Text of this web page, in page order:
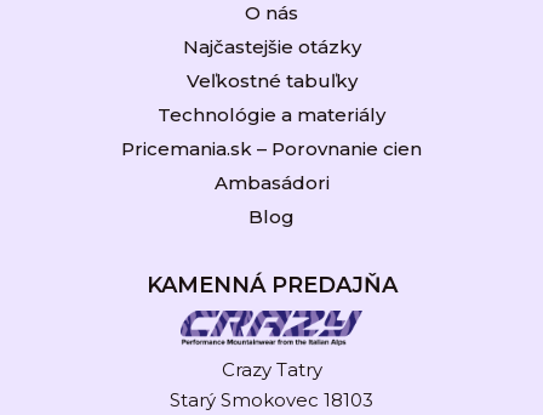
O nás
Najčastejšie otázky
Veľkostné tabuľky
Technológie a materiály
Pricemania.sk – Porovnanie cien
Ambasádori
Blog
KAMENNÁ PREDAJŇA
Crazy Tatry
Starý Smokovec 18103